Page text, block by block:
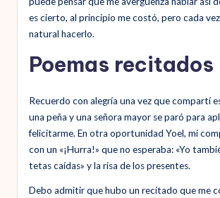
es cierto, al principio me costó, pero cada
natural hacerlo.
Poemas recitados
Recuerdo con alegría una vez que compartí
una peña y una señora mayor se paró para
felicitarme. En otra oportunidad Yoel, mi
con un «¡Hurra!» que no esperaba: «Yo
tetas caídas» y la risa de los presentes.
Debo admitir que hubo un recitado que me